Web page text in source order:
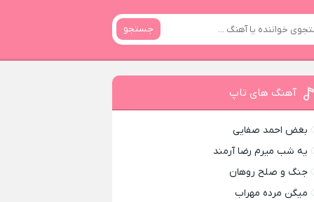
جستجو
آهنگ های تاپ
بغض احمد صفایی
یه شب میرم رضا آرمند
جنگ و صلح روهان
میگن مرده مهراب